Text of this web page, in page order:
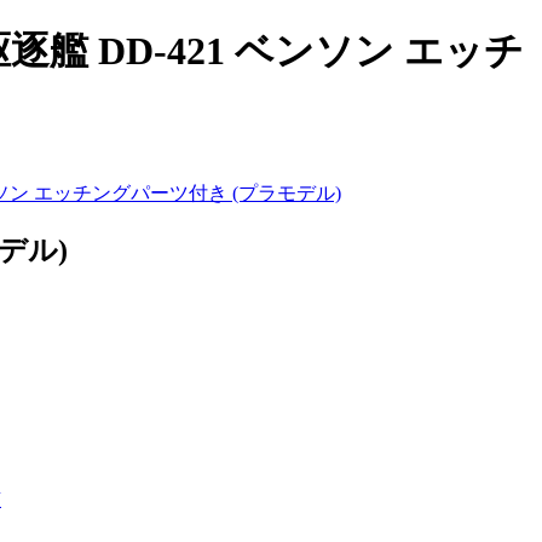
艦 DD-421 ベンソン エッチ
エッチングパーツ付き (プラモデル)
ル)